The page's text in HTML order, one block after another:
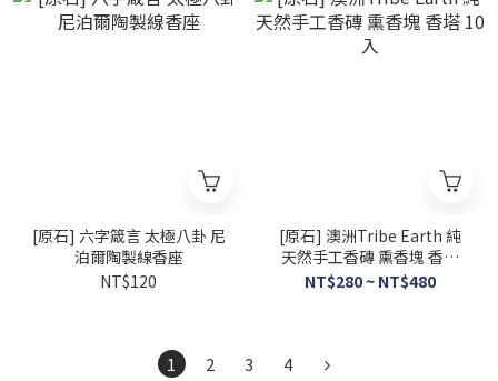
[原石] 六字箴言 太極八卦 尼
泊爾陶製線香座
NT$120
[原石] 澳洲Tribe Earth 純
天然手工香磚 熏香塊 香塔
10入
NT$280 ~ NT$480
1 2 3 4